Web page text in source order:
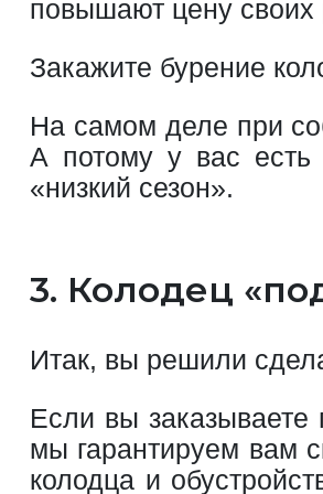
повышают цену своих
Закажите бурение
На самом деле при
А потому у вас есть
«низкий сезон».
3. Колодец
Итак, вы решили
Если вы заказываете
мы гарантируем вам
колодца и